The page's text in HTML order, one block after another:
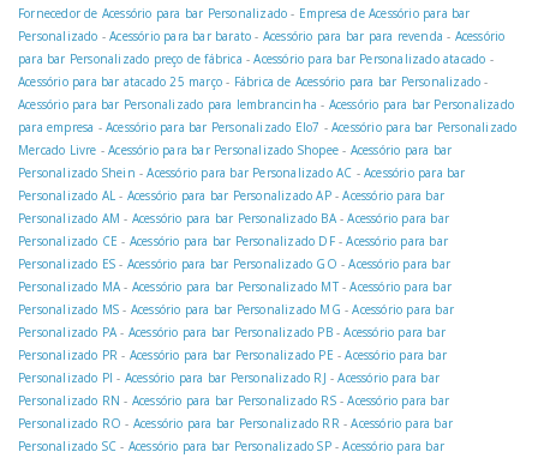
Fornecedor de Acessório para bar Personalizado - Empresa de Acessório para bar
Personalizado -Acessório para bar barato - Acessório para bar para revenda - Acessório
para bar Personalizado preço de fábrica -Acessório para bar Personalizado atacado -
Acessório para bar atacado 25 março - Fábrica de Acessório para bar Personalizado -
Acessório para bar Personalizado para lembrancinha - Acessório para bar Personalizado
para empresa -Acessório para bar Personalizado Elo7 -Acessório para bar Personalizado
Mercado Livre -Acessório para bar Personalizado Shopee - Acessório para bar
Personalizado Shein -Acessório para bar Personalizado AC -Acessório para bar
Personalizado AL - Acessório para bar Personalizado AP-Acessório para bar
Personalizado AM - Acessório para bar Personalizado BA-Acessório para bar
Personalizado CE - Acessório para bar Personalizado DF-Acessório para bar
Personalizado ES - Acessório para bar Personalizado GO -Acessório para bar
Personalizado MA - Acessório para bar Personalizado MT-Acessório para bar
Personalizado MS - Acessório para bar Personalizado MG -Acessório para bar
Personalizado PA - Acessório para bar Personalizado PB-Acessório para bar
Personalizado PR - Acessório para bar Personalizado PE -Acessório para bar
Personalizado PI - Acessório para bar Personalizado RJ -Acessório para bar
Personalizado RN - Acessório para bar Personalizado RS-Acessório para bar
Personalizado RO - Acessório para bar Personalizado RR-Acessório para bar
Personalizado SC - Acessório para bar Personalizado SP-Acessório para bar